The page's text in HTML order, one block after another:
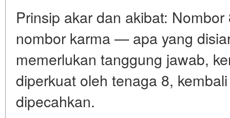
Prinsip akar dan akibat:
nombor karma — apa yang
memerlukan tanggung jawab,
diperkuat oleh tenaga 8,
dipecahkan.